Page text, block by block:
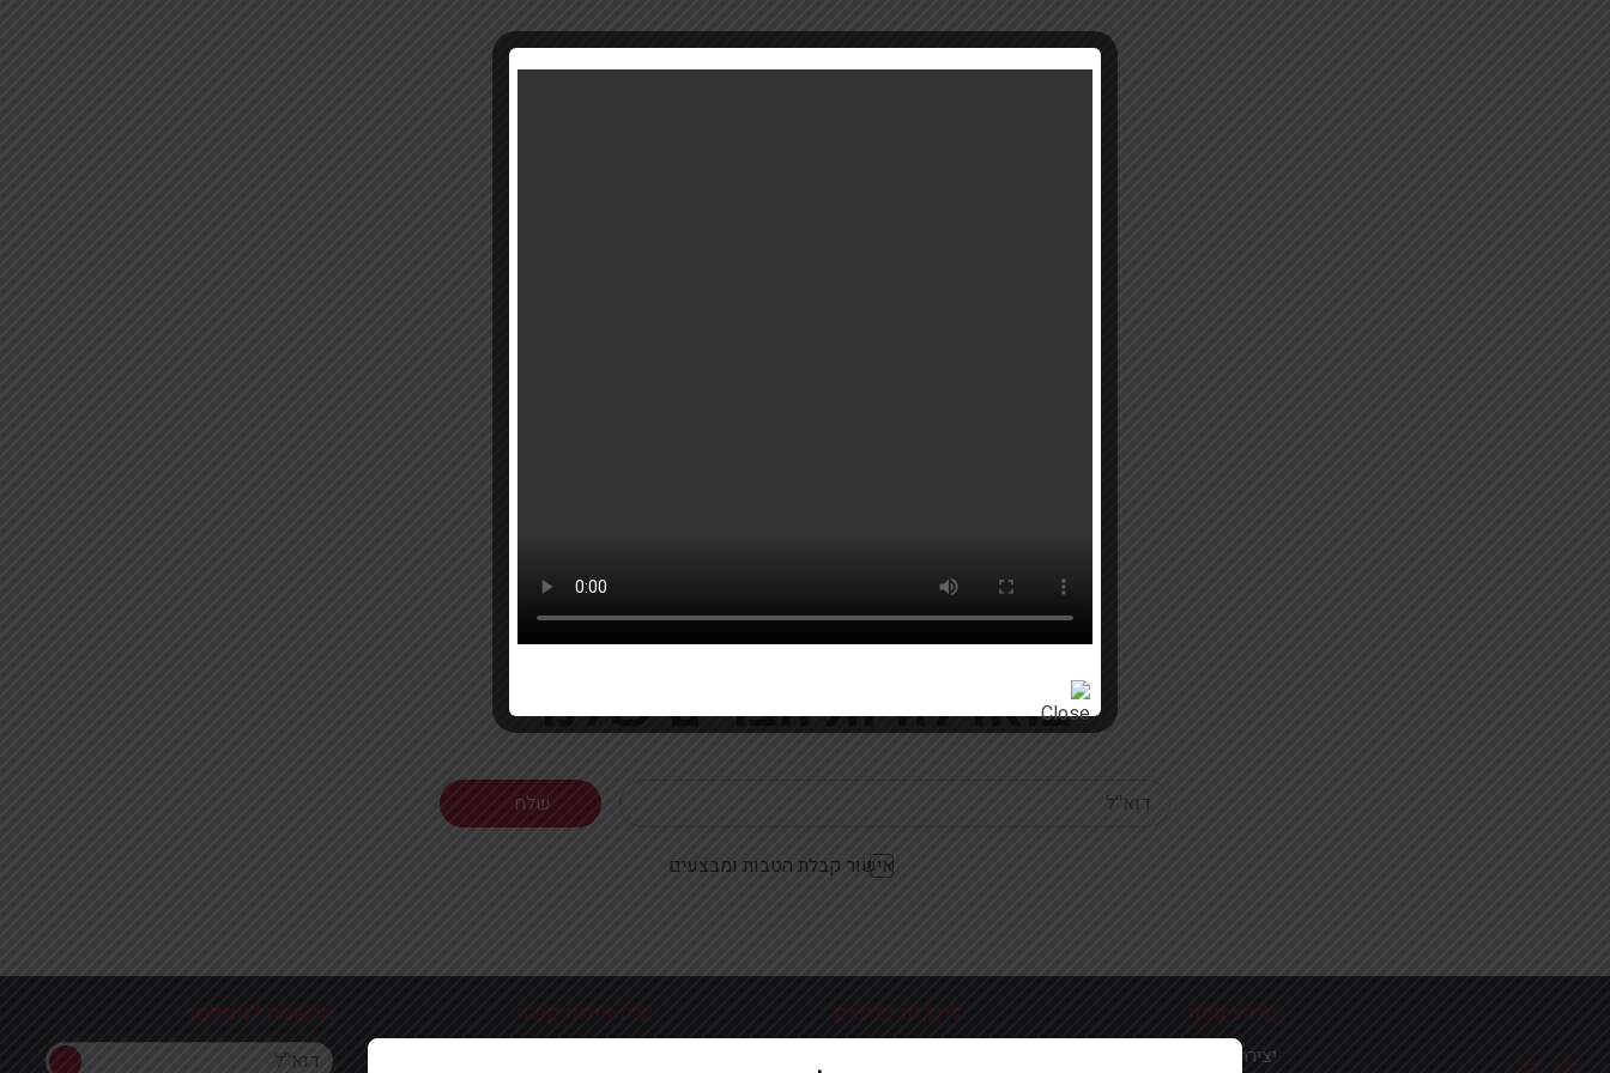
רוצים להתעדכן ראשונים על מבצעים והטבות?
בואו להיות חברים שלנו
Your email
אישור קבלת הטבות ומבצעים
מידע נוסף
יצירת קשר
לינקים נפוצים צרו איתנו קשר הרשמה לניוזלטר
הרשמה לניוזלטר